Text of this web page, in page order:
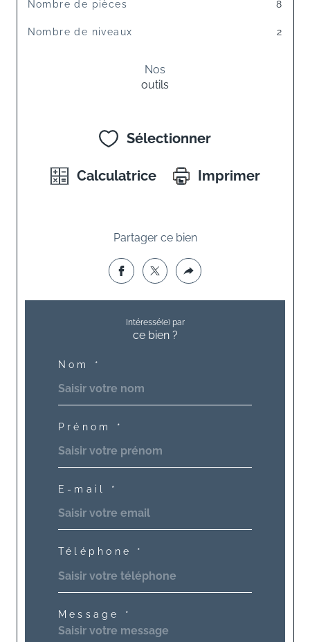
Nombre de pièces 8
Nombre de niveaux 2
Nos
outils
Sélectionner
Calculatrice Imprimer
Partager ce bien
Intéressé(e) par
ce bien ?
Nom *
Prénom *
E-mail *
Téléphone *
Message *